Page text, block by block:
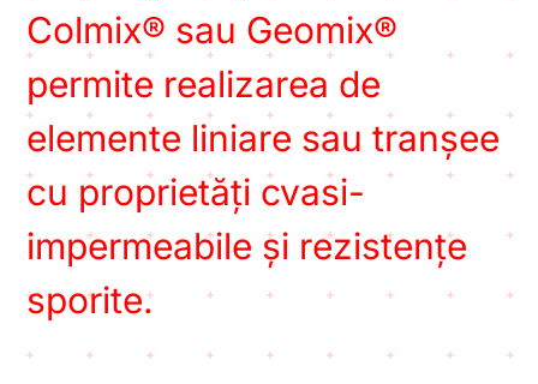
Colmix® sau Geomix®
permite realizarea de
elemente liniare sau tranșee
cu proprietăți cvasi-
impermeabile și rezistențe
sporite.